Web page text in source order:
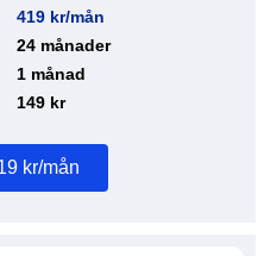
419 kr/mån
24 månader
1 månad
149 kr
kr/mån